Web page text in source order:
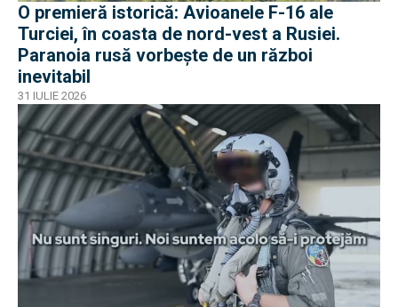
O premieră istorică: Avioanele F-16 ale
Turciei, în coasta de nord-vest a Rusiei.
Paranoia rusă vorbește de un război
inevitabil
31 IULIE 2026